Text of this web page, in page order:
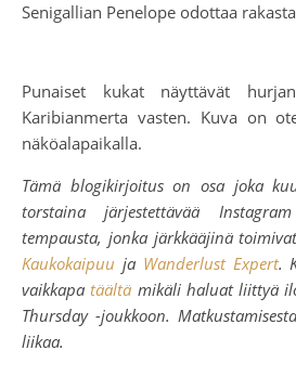
Senigallian Penelope odottaa
Punaiset kukat näyttävät
Karibianmerta vasten. Kuva on
näköalapaikalla.
Tämä blogikirjoitus on osa joka
torstaina järjestettävää
tempausta, jonka järkkääjinä
Kaukokaipuu ja Wanderlust Expert.
vaikkapatäältä mikäli haluat liittyä
Thursday -joukkoon.
liikaa.